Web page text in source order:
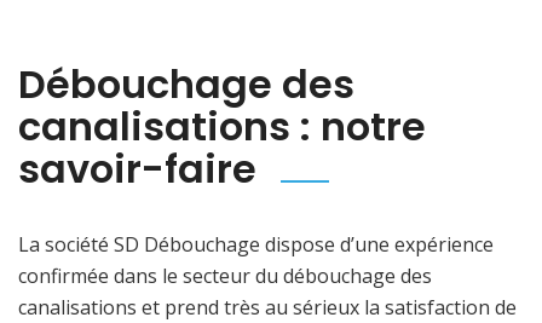
Débouchage des
canalisations : notre
savoir-faire
La société SD Débouchage dispose d’une expérience
confirmée dans le secteur du débouchage des
canalisations et prend très au sérieux la satisfaction de